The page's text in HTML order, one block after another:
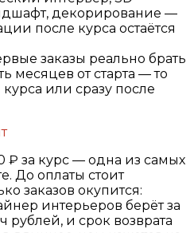
декорирование —
после курса остаётся
заказы реально брать
месяцев от старта — то
или сразу после
₽ за курс — одна из самых
До оплаты стоит
заказов окупится:
интерьеров берёт за
рублей, и срок возврата